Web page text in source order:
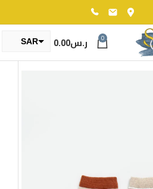
0 ر.س0.00
SAR
TRY